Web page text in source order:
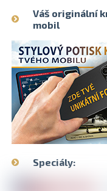
Váš originální
mobil
Speciály: